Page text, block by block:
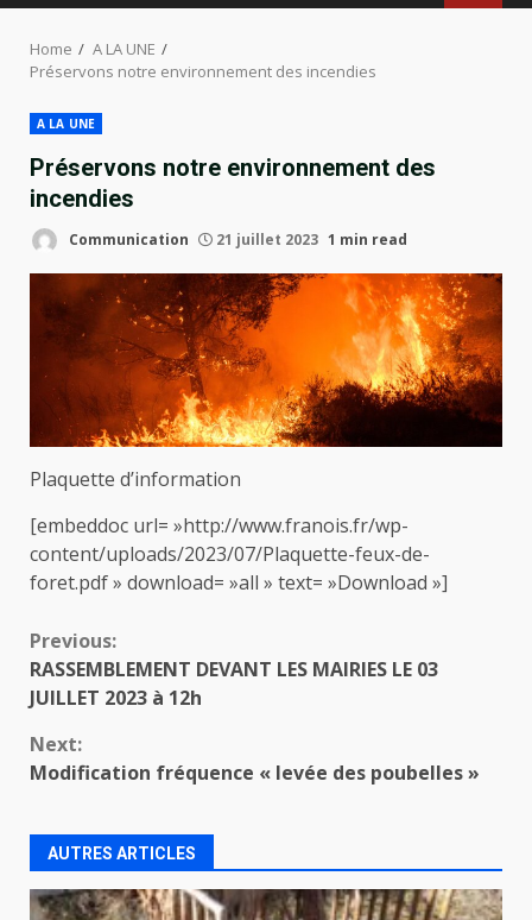
Home
A LA UNE
Préservons notre environnement des incendies
A LA UNE
Préservons notre environnement des
incendies
Communication 21 juillet 2023 1 min read
Plaquette d’information
[embeddoc url= »http://www.franois.fr/wp-
content/uploads/2023/07/Plaquette-feux-de-
foret.pdf » download= »all » text= »Download »]
Continue
Reading
Previous:
RASSEMBLEMENT DEVANT LES MAIRIES LE 03
JUILLET 2023 à 12h
Next:
Modification fréquence « levée des poubelles »
AUTRES ARTICLES